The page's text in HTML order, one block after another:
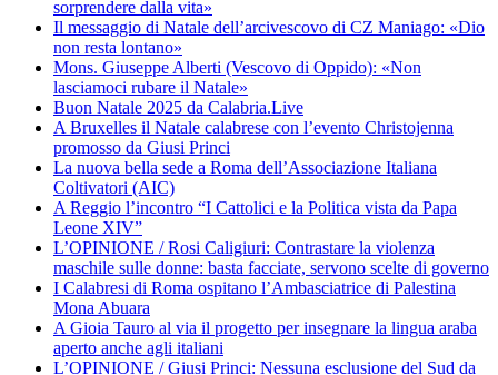
sorprendere dalla vita»
Il messaggio di Natale dell’arcivescovo di CZ Maniago: «Dio
non resta lontano»
Mons. Giuseppe Alberti (Vescovo di Oppido): «Non
lasciamoci rubare il Natale»
Buon Natale 2025 da Calabria.Live
A Bruxelles il Natale calabrese con l’evento Christojenna
promosso da Giusi Princi
La nuova bella sede a Roma dell’Associazione Italiana
Coltivatori (AIC)
A Reggio l’incontro “I Cattolici e la Politica vista da Papa
Leone XIV”
L’OPINIONE / Rosi Caligiuri: Contrastare la violenza
maschile sulle donne: basta facciate, servono scelte di governo
I Calabresi di Roma ospitano l’Ambasciatrice di Palestina
Mona Abuara
A Gioia Tauro al via il progetto per insegnare la lingua araba
aperto anche agli italiani
L’OPINIONE / Giusi Princi: Nessuna esclusione del Sud da